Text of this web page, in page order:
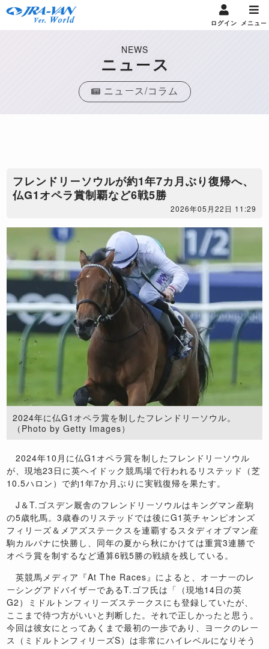
ログイン メニュー
NEWS
ニュース
ニュース/コラム
フレンドリーソウルが約1年7カ月ぶり復帰へ、
仏G1オペラ賞制覇など6戦5勝
2026年05月22日 11:29
2024年に仏G1オペラ賞を制したフレンドリーソウル。
（Photo by Getty Images）
2024年10月に仏G1オペラ賞を制したフレンドリーソウル
が、現地23日に英ヘイドック競馬場で行われるリステッド（芝
10.5ハロン）で約1年7か月ぶりに実戦復帰を果たす。
J＆T.ゴスデン厩舎のフレンドリーソウルはキングマン産駒
の5歳牝馬。3歳春のリステッドでは後にG1英チャンピオンズ
フィリーズ＆メアズステークスを連覇するスタディオブマン産
駒カルパナに快勝し、同年の夏から秋にかけては重賞3連勝で
オペラ賞を制するなど通算6戦5勝の戦績を残している。
英競馬メディア『At The Races』によると、オーナーのレ
ーシングアドバイザーであるT.ゴフ氏は「（現地14日の英
G2）ミドルトンフィリーズステークスにも登録していたが、
ここまで待つ方がいいと判断した。それで正しかったと思う。
今回は彼女にとってあくまで最初の一歩であり、ヨークのレー
ス（ミドルトンフィリーズS）は非常にハイレベルになりそう